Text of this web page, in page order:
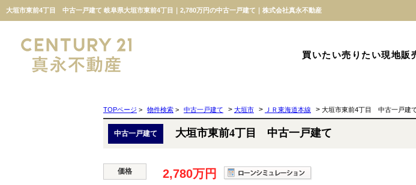
大垣市東前4丁目 中古一戸建て 岐阜県大垣市東前4丁目｜2,780万円の中古一戸建て｜株式会社真永不動産
買いたい売りたい現地販
TOPページ > 物件検索 > 中古一戸建て > 大垣市 > ＪＲ東海道本線 > 大垣市東前4丁目 中古一戸建
中古一戸建て 大垣市東前4丁目 中古一戸建て
価格 2,780万円